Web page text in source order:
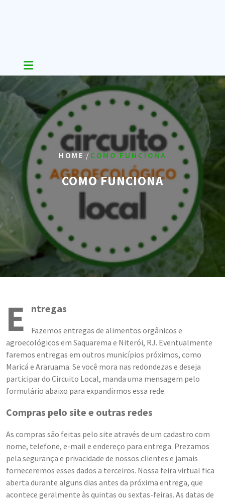
HOME / COMO FUNCIONA
COMO FUNCIONA
E ntregas
Fazemos entregas de alimentos orgânicos e
agroecológicos em Saquarema e Niterói, RJ. Eventualmente
faremos entregas em outros municípios próximos, como
Maricá e Araruama. Se você mora nas redondezas e deseja
participar do Circuito Local, manda uma mensagem pelo
formulário abaixo para expandirmos essa rede.
Compras pelo site e outras redes
As compras são feitas pelo site através de um cadastro com
nome, telefone, e-mail e endereço para entrega. Prezamos
pela segurança e privacidade de nossos clientes e jamais
forneceremos esses dados a terceiros. Nossa feira virtual fica
aberta durante alguns dias antes da próxima entrega, que
acontece geralmente às quintas ou sextas-feiras. As datas de